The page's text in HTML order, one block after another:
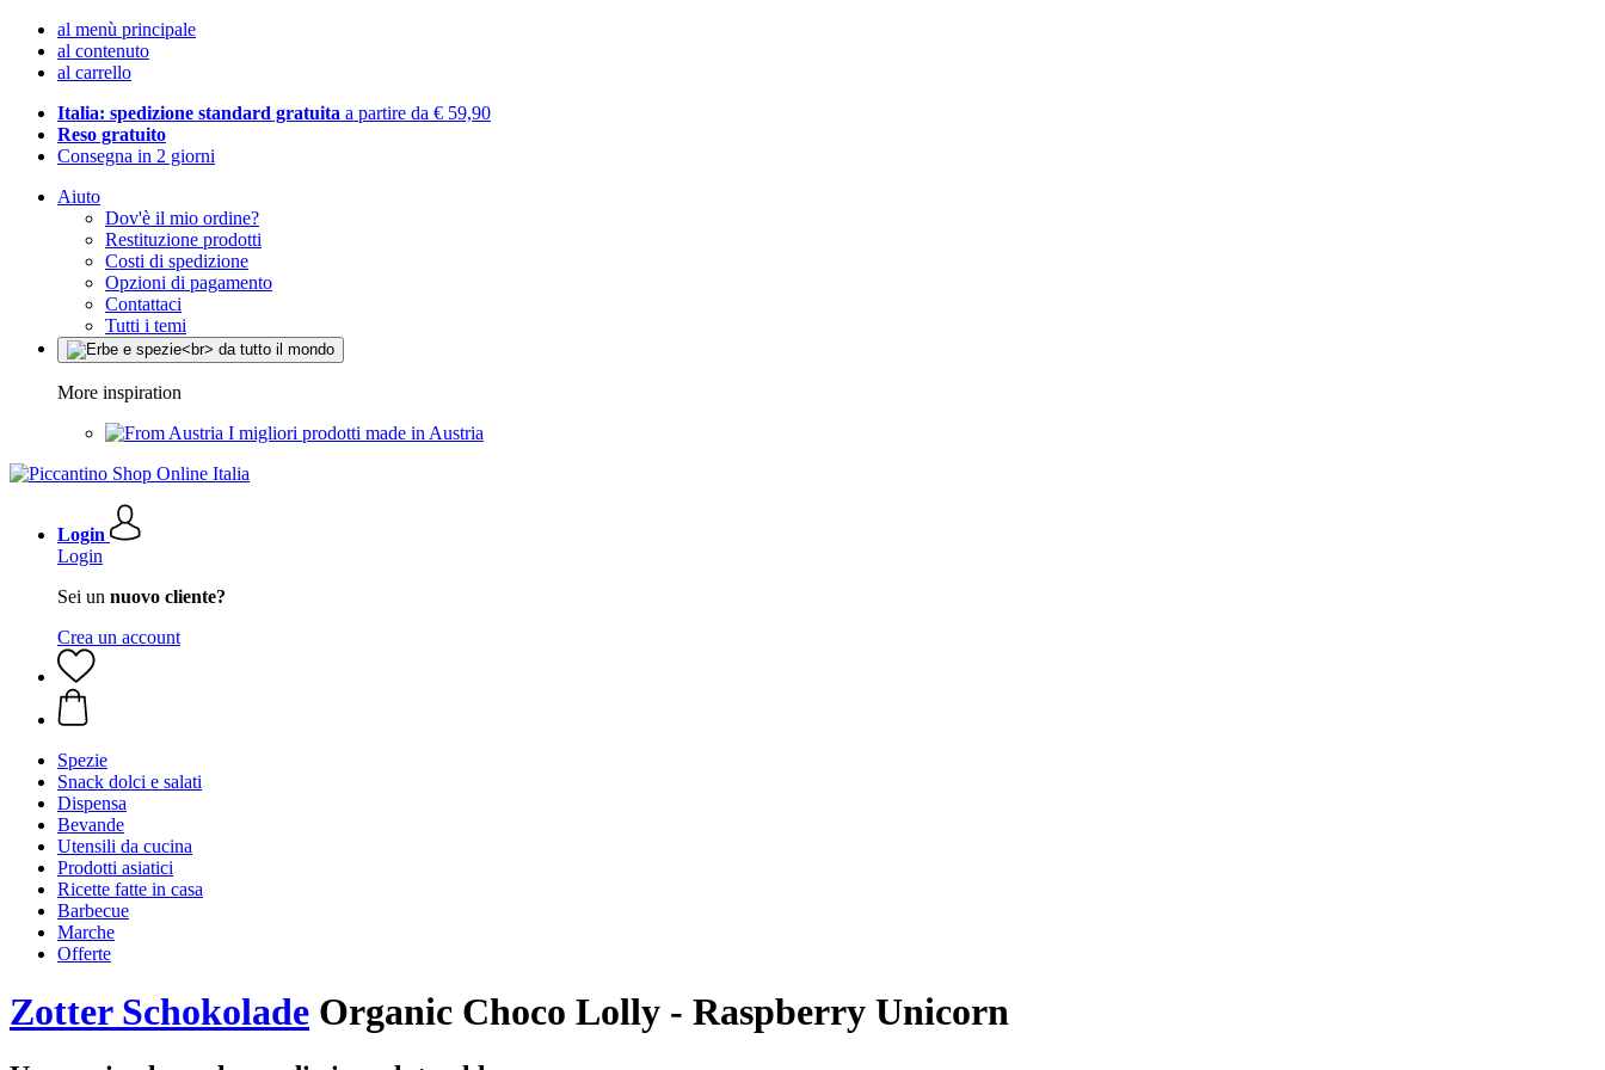
al menù principale
al contenuto
al carrello
Italia: spedizione standard gratuita a partire da € 59,90
Reso gratuito
Consegna in 2 giorni
Aiuto
Dov'è il mio ordine?
Restituzione prodotti
Costi di spedizione
Opzioni di pagamento
Contattaci
Tutti i temi
More inspiration
I migliori prodotti made in Austria
Login
Login
Sei un nuovo cliente?
Crea un account
Spezie
Snack dolci e salati
Dispensa
Bevande
Utensili da cucina
Prodotti asiatici
Ricette fatte in casa
Barbecue
Marche
Offerte
Zotter Schokolade Organic Choco Lolly - Raspberry Unicorn